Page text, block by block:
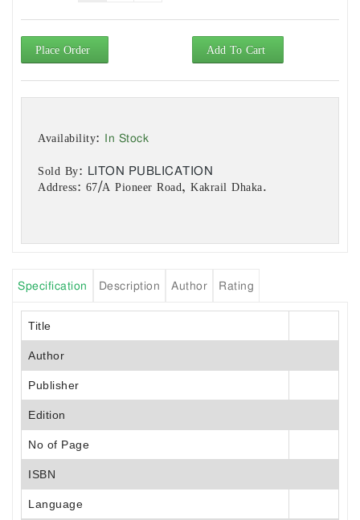
Place Order Add To Cart
Availability: In Stock
Sold By: LITON PUBLICATION
Address: 67/A Pioneer Road, Kakrail Dhaka.
Specification Description Author Rating
Title
Author
Publisher
Edition
No of Page
ISBN
Language